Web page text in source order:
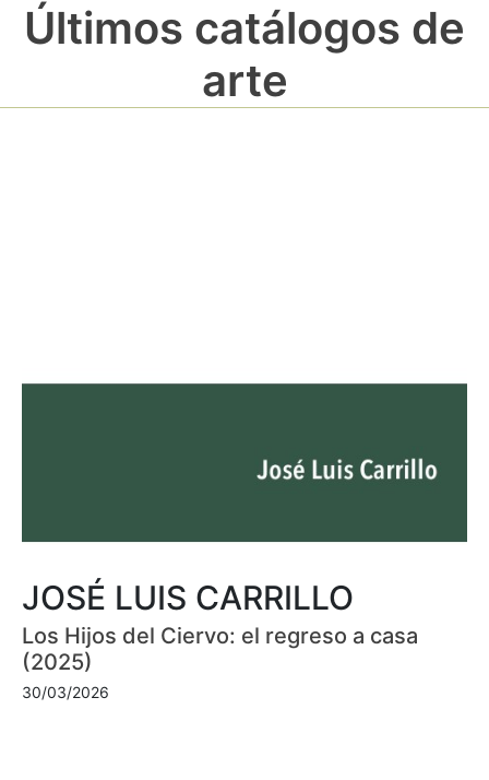
Últimos catálogos de
arte
JOSÉ LUIS CARRILLO
Los Hijos del Ciervo: el regreso a casa
(2025)
30/03/2026